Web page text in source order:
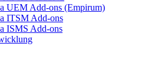
UEM Add-ons (Empirum)
ITSM Add-ons
ISMS Add-ons